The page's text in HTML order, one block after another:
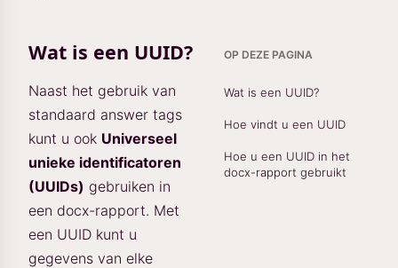
Wat is een UUID?
Naast het gebruik van
standaard answer tags
kunt u ook Universeel
unieke identificatoren
(UUIDs) gebruiken in
een docx-rapport. Met
een UUID kunt u
gegevens van elke
OP DEZE PAGINA
Wat is een UUID?
Hoe vindt u een UUID
Hoe u een UUID in het
docx-rapport gebruikt